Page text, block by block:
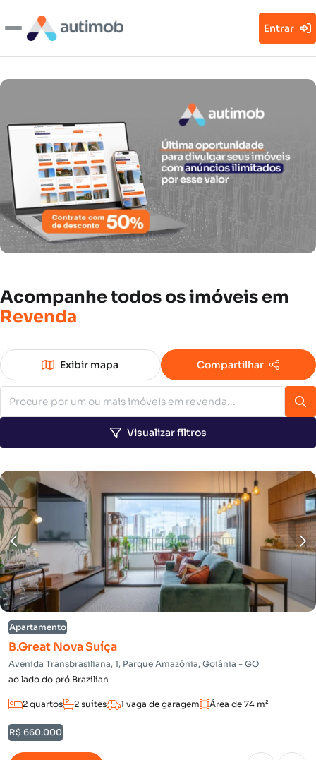
Entrar
Acompanhetodos osimóveis em
Revenda
Exibir mapa Compartilhar
Visualizar filtros
Apartamento
B.Great Nova Suíça
Avenida Transbrasiliana, 1, Parque Amazônia, Goiânia - GO
ao lado do pró Brazilian
2 quartos 2 suítes 1 vaga de garagem Área de 74 m²
R$ 660.000